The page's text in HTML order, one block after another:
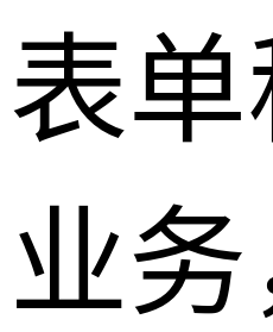
表
业